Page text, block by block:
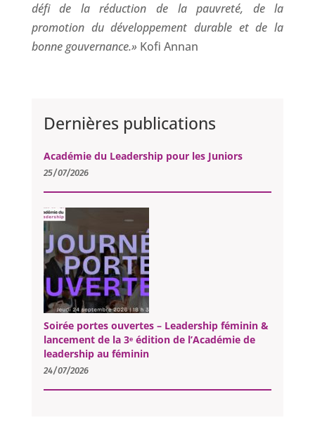
défi de la réduction de la pauvreté, de la
promotion du développement durable et de la
bonne gouvernance.» Kofi Annan
Dernières publications
Académie du Leadership pour les Juniors
25/07/2026
Soirée portes ouvertes – Leadership féminin &
lancement de la 3ᵉ édition de l’Académie de
leadership au féminin
24/07/2026